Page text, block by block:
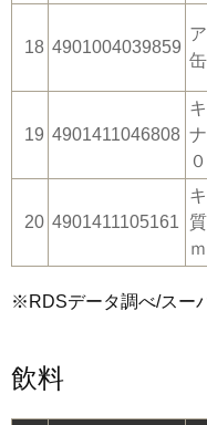
18 4901004039859
19 4901411046808
20 4901411105161
※RDSデータ調べ/スー
飲料